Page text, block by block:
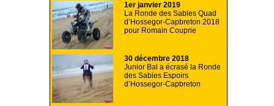
1er janvier 2019
La Ronde des Sables Quad
d’Hossegor-Capbreton 2018
pour Romain Couprie
30 décembre 2018
Junior Bal a écrasé la Ronde
des Sables Espoirs
d’Hossegor-Capbreton